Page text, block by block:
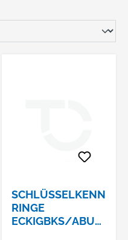
SCHLÜSSELKENN
RINGE
ECKIGBKS/ABUS,